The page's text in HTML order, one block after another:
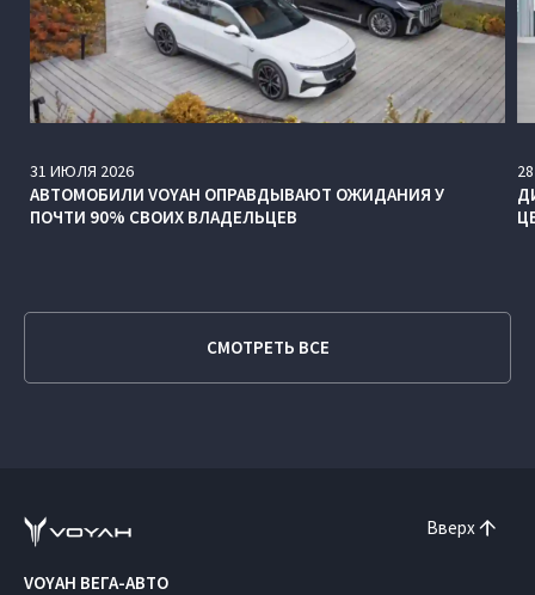
31 ИЮЛЯ 2026
АВТОМОБИЛИ VOYAH ОПРАВДЫВАЮТ ОЖИДАНИЯ У
ПОЧТИ 90% СВОИХ ВЛАДЕЛЬЦЕВ
28
СМОТРЕТЬ ВСЕ
Вверх
VOYAH ВЕГА-АВТО